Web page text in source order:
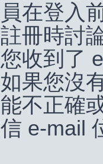
在登入
冊時討
收到了
果您沒
不正確
e-mail